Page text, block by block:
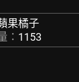
果橘子
： 1153